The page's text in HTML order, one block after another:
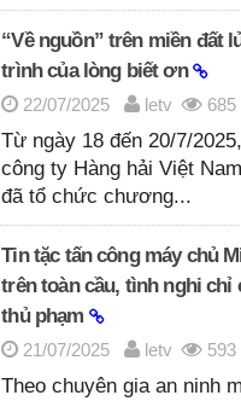
“Về nguồn” trên miền đất
trình của lòng biết ơn
22/07/2025 letv 685
Từ ngày 18 đến 20/7/
công ty Hàng hải Việt
đã tổ chức chương...
Tin tặc tấn công máy chủ
trên toàn cầu, tình nghi chỉ
thủ phạm
21/07/2025 letv 593
Theo chuyên gia an ninh